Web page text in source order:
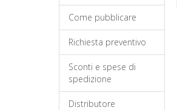
Come pubblicare
Richiesta preventivo
Sconti e spese di
spedizione
Distributore